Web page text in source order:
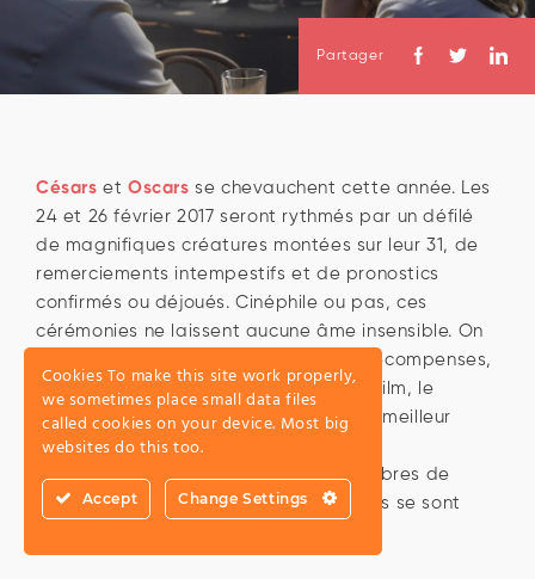
Partager
Césars etOscars se chevauchent cette année. Les
24 et 26 février 2017 seront rythmés par un défilé
de magnifiques créatures montées sur leur 31, de
remerciements intempestifs et de pronostics
confirmés ou déjoués. Cinéphile ou pas, ces
cérémonies ne laissent aucune âme insensible. On
ne vous citera pas toute la liste des récompenses,
les plus importantes étant le meilleur film, le
meilleur acteur, la meilleure actrice, le meilleur
réalisateur. Compétition, révélations,
consécrations : les comédiennes, membres de
notre communauté de Nanas acidulées se sont
Cookies To make this site work properly,
we sometimes place small data files
called cookies on your device. Most big
websites do this too.
Accept Change Settings